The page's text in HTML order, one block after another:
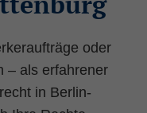
oder
– als erfahrener
in Berlin-